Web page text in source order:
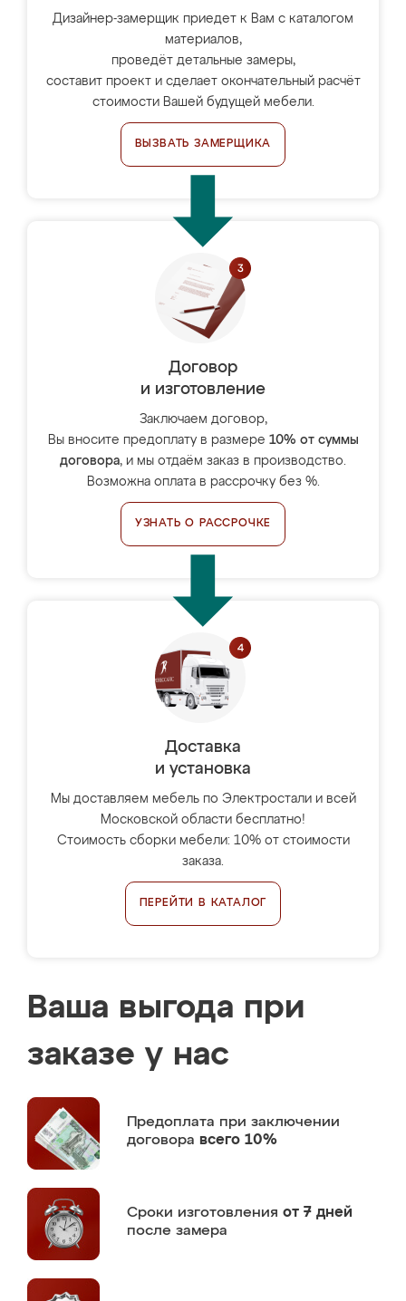
Дизайнер-замерщик приедет к Вам с каталогом
материалов,
проведёт детальные замеры,
составит проект и сделает окончательный расчёт
стоимости Вашей будущей мебели.
ВЫЗВАТЬ ЗАМЕРЩИКА
Договор
и изготовление
Заключаем договор,
Вы вносите предоплату в размере 10% от суммы
договора, и мы отдаём заказ в производство.
Возможна оплата в рассрочку без %.
УЗНАТЬ О РАССРОЧКЕ
Доставка
и установка
Мы доставляем мебель по Электростали и всей
Московской области бесплатно!
Стоимость сборки мебели: 10% от стоимости
заказа.
ПЕРЕЙТИ В КАТАЛОГ
Ваша выгода при
заказе у нас
Предоплата при заключении
договора всего 10%
Сроки изготовления от 7 дней
после замера